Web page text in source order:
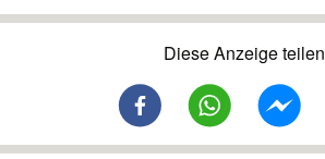
Diese Anzeige teilen